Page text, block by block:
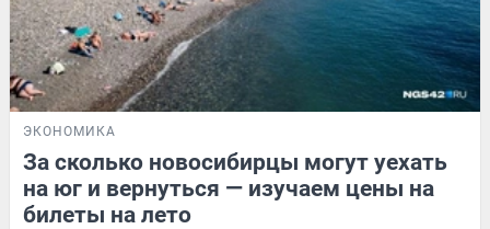
ЭКОНОМИКА
За сколько новосибирцы могут уехать
на юг и вернуться — изучаем цены на
билеты на лето